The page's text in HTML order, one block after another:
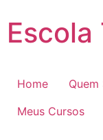
para
Home Quem
Meus Cursos